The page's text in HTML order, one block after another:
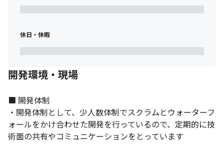
休日・休暇
開発環境・現場
■ 開発体制
・開発体制として、少人数体制でスクラムとウォーターフ
ォールをかけ合わせた開発を行っているので、定期的に技
術面の共有やコミュニケーションをとっています